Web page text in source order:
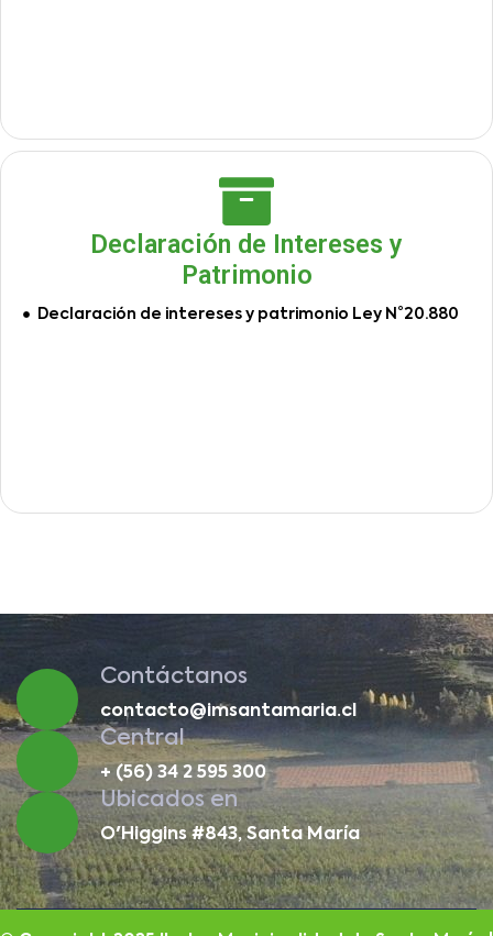
Declaración de Intereses y
Patrimonio
Declaración de intereses y patrimonio Ley N°20.880
Contáctanos
contacto@imsantamaria.cl
Central
+ (56) 34 2 595 300
Ubicados en
O'Higgins #843, Santa María